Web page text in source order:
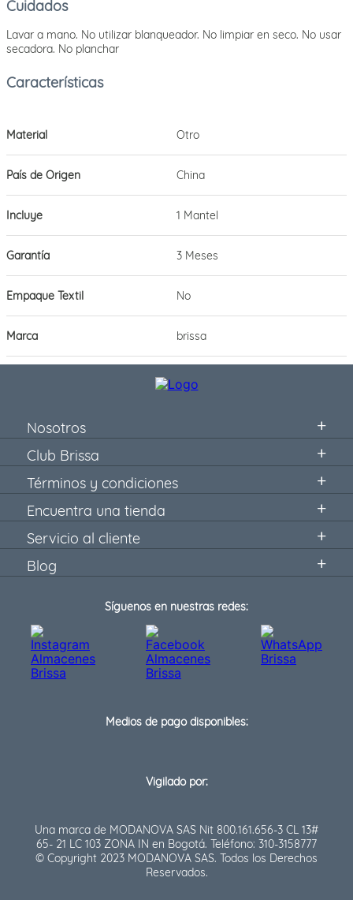
Cuidados
Lavar a mano. No utilizar blanqueador. No limpiar en seco. No usar
secadora. No planchar
Material Otro
País de Origen China
Incluye 1 Mantel
Garantía 3 Meses
Empaque Textil No
Marca brissa
Nosotros
Club Brissa
Términos y condiciones
Encuentra una tienda
Servicio al cliente
Blog
Síguenos en nuestras redes:
Medios de pago disponibles:
Vigilado por:
Una marca de MODANOVA SAS Nit 800.161.656-3 CL 13#
65- 21 LC 103 ZONA IN en Bogotá. Teléfono: 310-3158777
© Copyright 2023 MODANOVA SAS. Todos los Derechos
Reservados.